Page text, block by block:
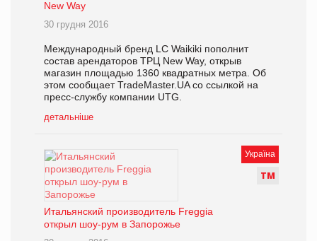
New Way
30 грудня 2016
Международный бренд LC Waikiki пополнит
состав арендаторов ТРЦ New Way, открыв
магазин площадью 1360 квадратных метра. Об
этом сообщает TradeMaster.UA со ссылкой на
пресс-службу компании UTG.
детальніше
Україна
ТМ
Итальянский производитель Freggia
открыл шоу-рум в Запорожье